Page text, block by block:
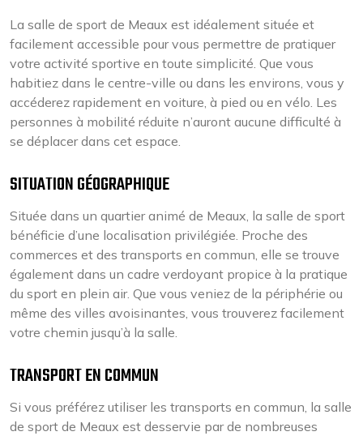
La salle de sport de Meaux est idéalement située et
facilement accessible pour vous permettre de pratiquer
votre activité sportive en toute simplicité. Que vous
habitiez dans le centre-ville ou dans les environs, vous y
accéderez rapidement en voiture, à pied ou en vélo. Les
personnes à mobilité réduite n’auront aucune difficulté à
se déplacer dans cet espace.
SITUATION GÉOGRAPHIQUE
Située dans un quartier animé de Meaux, la salle de sport
bénéficie d’une localisation privilégiée. Proche des
commerces et des transports en commun, elle se trouve
également dans un cadre verdoyant propice à la pratique
du sport en plein air. Que vous veniez de la périphérie ou
même des villes avoisinantes, vous trouverez facilement
votre chemin jusqu’à la salle.
TRANSPORT EN COMMUN
Si vous préférez utiliser les transports en commun, la salle
de sport de Meaux est desservie par de nombreuses